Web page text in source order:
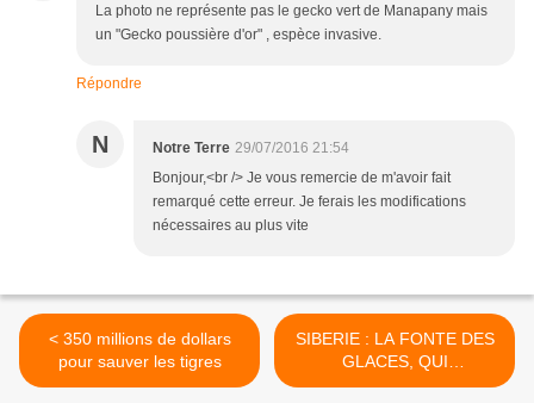
La photo ne représente pas le gecko vert de Manapany mais
un "Gecko poussière d'or" , espèce invasive.
Répondre
N Notre Terre 29/07/2016 21:54
Bonjour,<br /> Je vous remercie de m'avoir fait
remarqué cette erreur. Je ferais les modifications
nécessaires au plus vite
< 350 millions de dollars
pour sauver les tigres
SIBERIE : LA FONTE DES
GLACES, QUI
RENFERMENT DU